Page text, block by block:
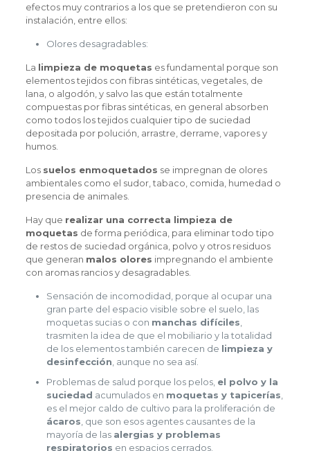
efectos muy contrarios a los que se pretendieron con su
instalación, entre ellos:
Olores desagradables:
La limpieza de moquetas es fundamental porque son
elementos tejidos con fibras sintéticas, vegetales, de
lana, o algodón, y salvo las que están totalmente
compuestas por fibras sintéticas, en general absorben
como todos los tejidos cualquier tipo de suciedad
depositada por polución, arrastre, derrame, vapores y
humos.
Los suelos enmoquetados se impregnan de olores
ambientales como el sudor, tabaco, comida, humedad o
presencia de animales.
Hay que realizar una correcta limpieza de
moquetas de forma periódica, para eliminar todo tipo
de restos de suciedad orgánica, polvo y otros residuos
que generan malos olores impregnando el ambiente
con aromas rancios y desagradables.
Sensación de incomodidad, porque al ocupar una
gran parte del espacio visible sobre el suelo, las
moquetas sucias o con manchas difíciles
trasmiten la idea de que el mobiliario y la totalidad
de los elementos también carecen de limpieza y
desinfección , aunque no sea así.
Problemas de salud porque los pelos, el polvo y la
suciedad acumulados en moquetas y tapicerías
es el mejor caldo de cultivo para la proliferación de
ácaros , que son esos agentes causantes de la
mayoría de las alergias y problemas
respiratorios en espacios cerrados.